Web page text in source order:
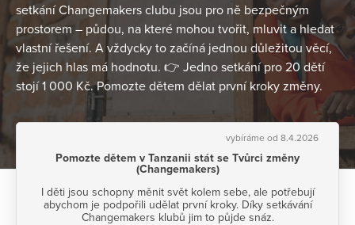
setkání Changemakers clubu jsou pro ně bezpečným
prostorem – půdou, na které mohou tvořit, mluvit a hledat
vlastní řešení. A vždycky to začíná jednou důležitou věcí,
že jejich hlas má hodnotu. 👉 Jedno setkání pro 20 dětí
stojí 1 000 Kč. Pomozte dětem dělat první kroky změny.
vybíráme od 8.4.2026
Pomozte dětem v Tanzanii stát se Tvůrci změny
(Changemakers)
I děti jsou schopny měnit svět kolem sebe, ale potřebují
abychom je podpořili udělat první kroky. Díky setkávání
Changemakers klubů jim to půjde snáz.